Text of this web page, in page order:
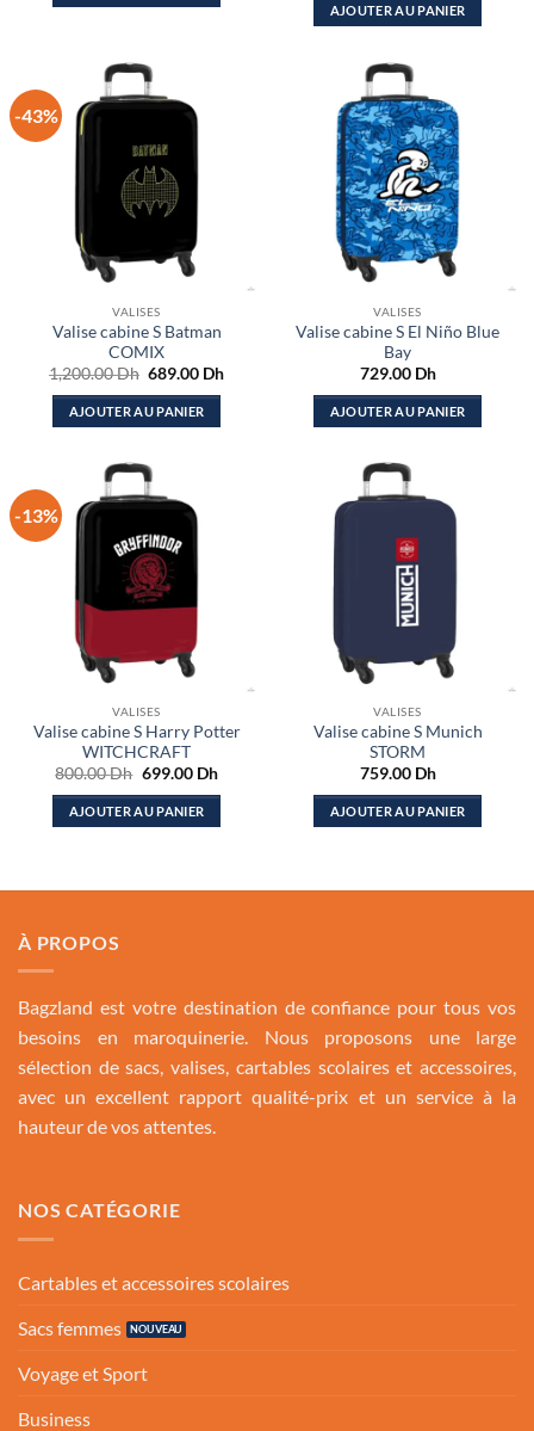
AJOUTER AU PANIER
-43%
VALISES
Valise cabine S Batman
COMIX
1,200.00Dh Le
initial
était :
689.00 DhLe
AJOUTER AU PANIER
VALISES
Valise cabine S El Niño Blue
Bay
729.00 Dh
AJOUTER AU PANIER
-13%
VALISES
Valise cabine S Harry Potter
WITCHCRAFT
800.00Dh Le
initial
était :
699.00 DhLe
actuel
AJOUTER AU PANIER
VALISES
Valise cabine S Munich
STORM
759.00 Dh
AJOUTER AU PANIER
À PROPOS
Bagzland est votre destination de confiance pour tous vos
besoins en maroquinerie. Nous proposons une large
sélection de sacs, valises, cartables scolaires et accessoires,
avec un excellent rapport qualité-prix et un service à la
hauteur de vos attentes.
NOS CATÉGORIE
Cartables et accessoires scolaires
Sacs femmes
Voyage et Sport
Business